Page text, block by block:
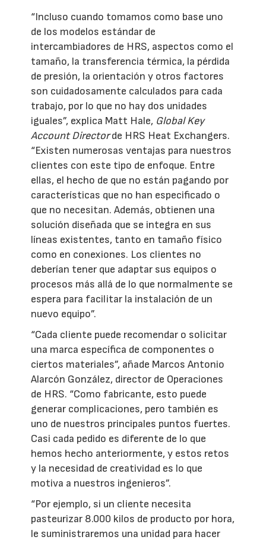
“Incluso cuando tomamos como base uno
de los modelos estándar de
intercambiadores de HRS, aspectos como el
tamaño, la transferencia térmica, la pérdida
de presión, la orientación y otros factores
son cuidadosamente calculados para cada
trabajo, por lo que no hay dos unidades
iguales”, explica Matt Hale, Global Key
Account Directorde HRS Heat Exchangers.
“Existen numerosas ventajas para nuestros
clientes con este tipo de enfoque. Entre
ellas, el hecho de que no están pagando por
características que no han especificado o
que no necesitan. Además, obtienen una
solución diseñada que se integra en sus
líneas existentes, tanto en tamaño físico
como en conexiones. Los clientes no
deberían tener que adaptar sus equipos o
procesos más allá de lo que normalmente se
espera para facilitar la instalación de un
nuevo equipo”.
“Cada cliente puede recomendar o solicitar
una marca específica de componentes o
ciertos materiales”, añade Marcos Antonio
Alarcón González, director de Operaciones
de HRS. “Como fabricante, esto puede
generar complicaciones, pero también es
uno de nuestros principales puntos fuertes.
Casi cada pedido es diferente de lo que
hemos hecho anteriormente, y estos retos
y la necesidad de creatividad es lo que
motiva a nuestros ingenieros”.
“Por ejemplo, si un cliente necesita
pasteurizar 8.000 kilos de producto por hora,
le suministraremos una unidad para hacer